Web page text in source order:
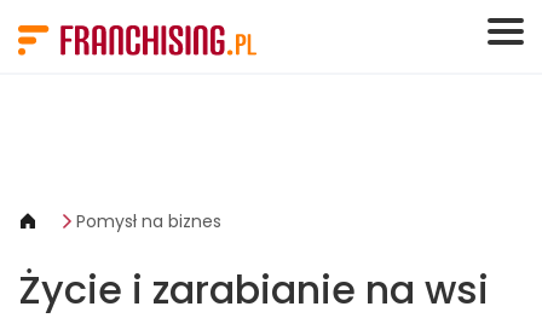
Pomysł na biznes
Życie i zarabianie na wsi